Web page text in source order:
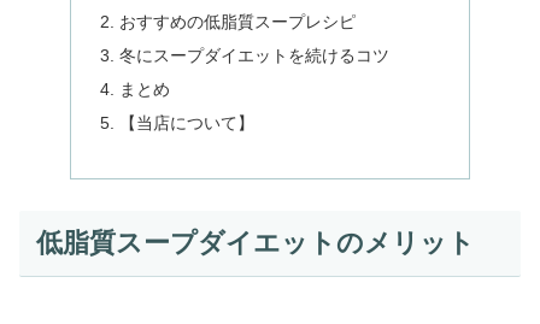
おすすめの低脂質スープレシピ
冬にスープダイエットを続けるコツ
まとめ
【当店について】
低脂質スープダイエットのメリット